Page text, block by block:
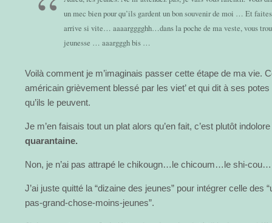
un mec bien pour qu’ils gardent un bon souvenir de moi … Et
arrive si vite… aaaargggghh…dans la poche de ma veste, vous
jeunesse … aaargggh bis …
Voilà comment je m’imaginais passer cette étape de ma vie.
américain grièvement blessé par les viet’ et qui dit à ses
qu’ils le peuvent.
Je m’en faisais tout un plat alors qu’en fait, c’est plutôt
quarantaine.
Non, je n’ai pas attrapé le chikougn…le chicoum…le shi-
J’ai juste quitté la “dizaine des jeunes” pour intégrer celle des
pas-grand-chose-moins-jeunes”.